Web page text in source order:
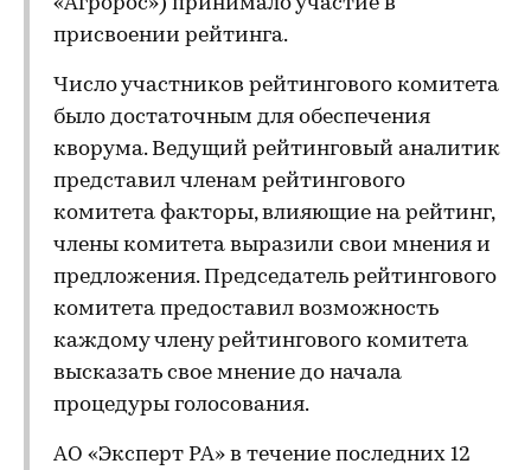
присвоении рейтинга.
Число участников рейтингового комитета
было достаточным для обеспечения
кворума. Ведущий рейтинговый аналитик
представил членам рейтингового
комитета факторы, влияющие на рейтинг,
члены комитета выразили свои мнения и
предложения. Председатель рейтингового
комитета предоставил возможность
каждому члену рейтингового комитета
высказать свое мнение до начала
процедуры голосования.
АО «Эксперт РА» в течение последних 12